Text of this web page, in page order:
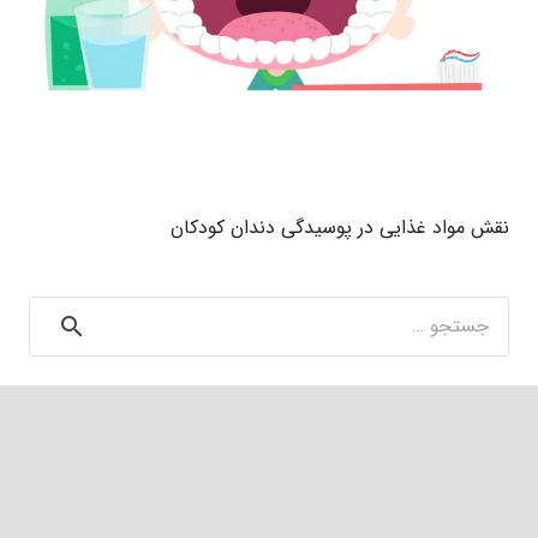
نقش مواد غذایی در پوسیدگی دندان کودکان
برای: